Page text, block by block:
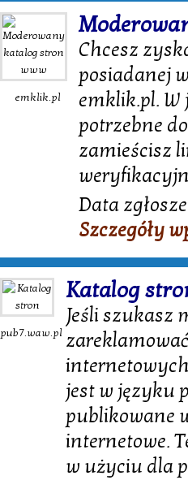
emklik.pl
Chcesz
posiadanej
emklik.pl.
potrzebne
zamieścisz
Data
Szczegóły
pub7.waw.pl
Katalog
Jeśli szukasz
jest w języku
publikowane
internetowe.
w użyciu dla